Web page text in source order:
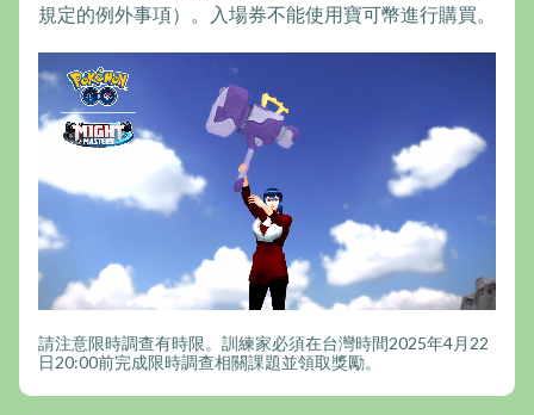
規定的例外事項）。入場券不能使用寶可幣進行購買。
請注意限時調查有時限。訓練家必須在台灣時間2025年4月22
日20:00前完成限時調查相關課題並領取獎勵。